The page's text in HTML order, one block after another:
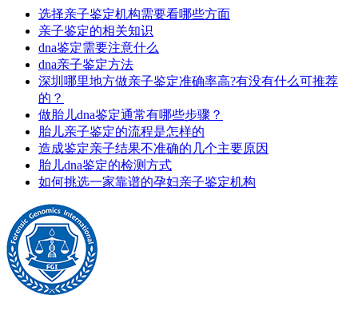
选择亲子鉴定机构需要看哪些方面
亲子鉴定的相关知识
dna鉴定需要注意什么
dna亲子鉴定方法
深圳哪里地方做亲子鉴定准确率高?有没有什么可推荐
的？
做胎儿dna鉴定‍通常有哪些步骤？
胎儿亲子鉴定的流程是怎样的
造成鉴定亲子‍结果不准确的几个主要原因
胎儿dna鉴定的检测方式
如何挑选一家靠谱的孕妇亲子鉴定机构